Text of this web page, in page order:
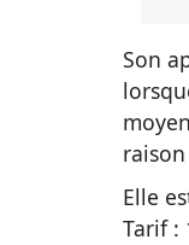
Son
Elle
Tarif :